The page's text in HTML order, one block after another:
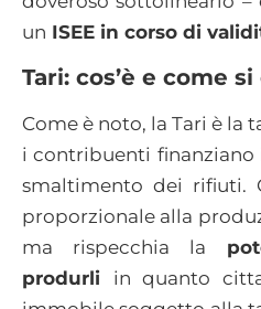
un ISEE in corso di
Tari: cos’è e come
Come è noto, la Tari è la
i contribuenti finanziano
smaltimento dei rifiuti.
proporzionale alla
ma rispecchia la
produrli in quanto